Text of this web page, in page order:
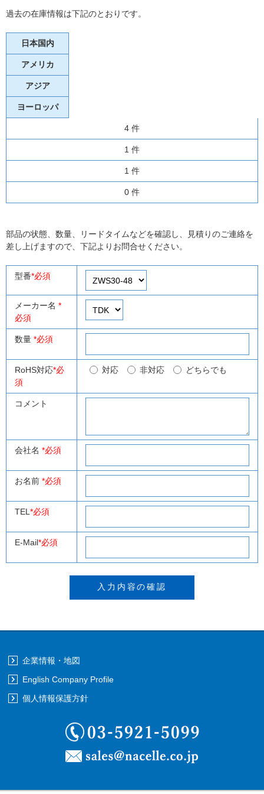
過去の在庫情報は下記のとおりです。
日本国内
アメリカ
アジア
ヨーロッパ
4 件
1 件
1 件
0 件
部品の状態、数量、リードタイムなどを確認し、見積りのご連絡を
差し上げますので、下記よりお問合せください。
型番*必須
メーカー名 *
必須
数量 *必須
RoHS対応*必
須
対応 非対応 どちらでも
コメント
会社名 *必須
お名前 *必須
TEL *必須
E-Mail*必須
企業情報・地図
English Company Profile
個人情報保護方針